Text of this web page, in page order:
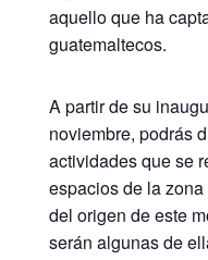
aquello que ha
guatemaltecos.
A partir de su
noviembre, podrás
actividades que se
espacios de la
del origen de este
serán algunas de